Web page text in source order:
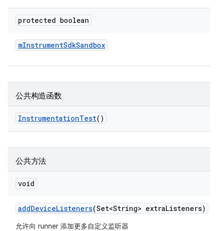
protected boolean
mInstrumentSdkSandbox
公共构造函数
InstrumentationTest()
公共方法
void
addDeviceListeners(Set<String> extraListeners)
允许向 runner 添加更多自定义监听器